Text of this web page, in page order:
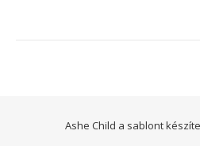
Ashe Child a sablont